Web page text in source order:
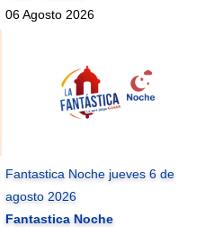
06 Agosto 2026
Fantastica Noche jueves 6 de
agosto 2026
Fantastica Noche